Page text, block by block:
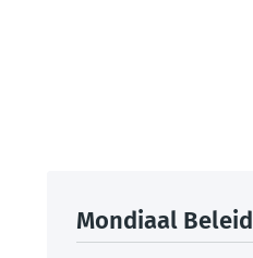
Contact
Mondiaal Beleid